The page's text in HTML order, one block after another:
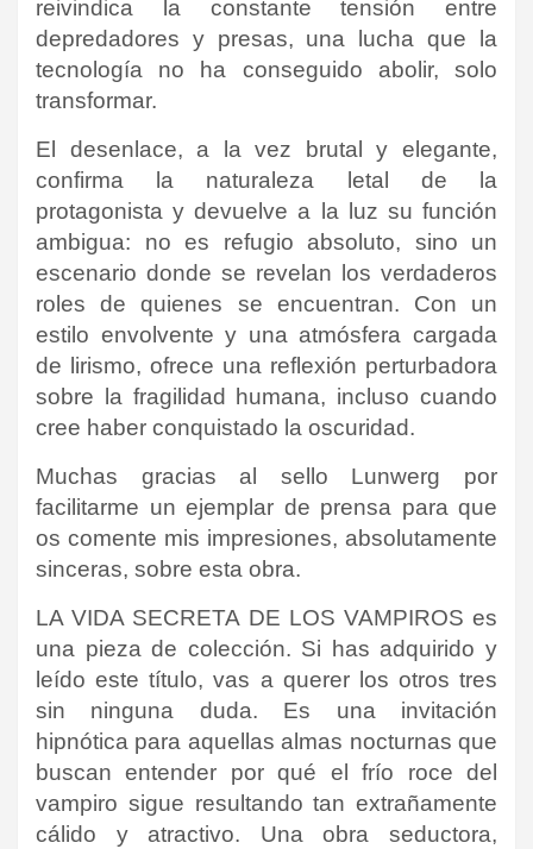
reivindica la constante tensión entre
depredadores y presas, una lucha que la
tecnología no ha conseguido abolir, solo
transformar.
El desenlace, a la vez brutal y elegante,
confirma la naturaleza letal de la
protagonista y devuelve a la luz su función
ambigua: no es refugio absoluto, sino un
escenario donde se revelan los verdaderos
roles de quienes se encuentran. Con un
estilo envolvente y una atmósfera cargada
de lirismo, ofrece una reflexión perturbadora
sobre la fragilidad humana, incluso cuando
cree haber conquistado la oscuridad.
Muchas gracias al sello Lunwerg por
facilitarme un ejemplar de prensa para que
os comente mis impresiones, absolutamente
sinceras, sobre esta obra.
LA VIDA SECRETA DE LOS VAMPIROS es
una pieza de colección. Si has adquirido y
leído este título, vas a querer los otros tres
sin ninguna duda. Es una invitación
hipnótica para aquellas almas nocturnas que
buscan entender por qué el frío roce del
vampiro sigue resultando tan extrañamente
cálido y atractivo. Una obra seductora,